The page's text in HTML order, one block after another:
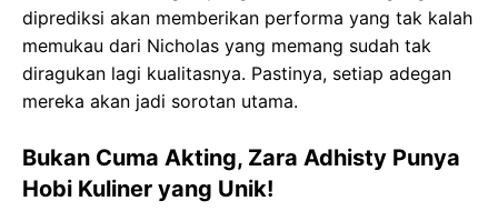
diprediksi akan memberikan performa yang tak kalah
memukau dari Nicholas yang memang sudah tak
diragukan lagi kualitasnya. Pastinya, setiap adegan
mereka akan jadi sorotan utama.
Bukan Cuma Akting, Zara Adhisty Punya
Hobi Kuliner yang Unik!